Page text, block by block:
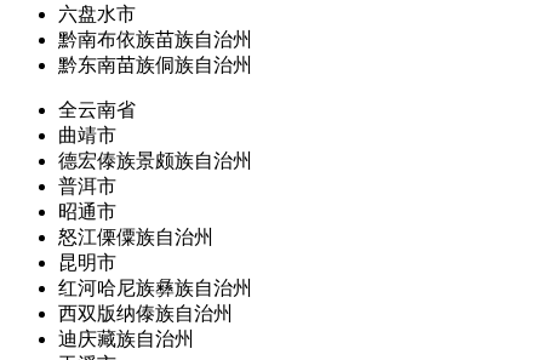
六盘水市
黔南布依族苗族自治州
黔东南苗族侗族自治州
全云南省
曲靖市
德宏傣族景颇族自治州
普洱市
昭通市
怒江傈僳族自治州
昆明市
红河哈尼族彝族自治州
西双版纳傣族自治州
迪庆藏族自治州